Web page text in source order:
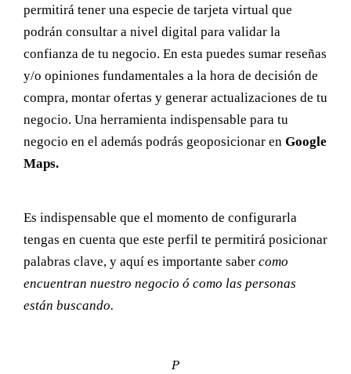
permitirá tener una especie de tarjeta virtual que
podrán consultar a nivel digital para validar la
confianza de tu negocio. En esta puedes sumar reseñas
y/o opiniones fundamentales a la hora de decisión de
compra, montar ofertas y generar actualizaciones de tu
negocio. Una herramienta indispensable para tu
negocio en el además podrás geoposicionar en Google
Maps.
Es indispensable que el momento de configurarla
tengas en cuenta que este perfil te permitirá posicionar
palabras clave, y aquí es importante saber como
encuentran nuestro negocio ó como las personas
están buscando.
P
CERTIFICACIO
NES: